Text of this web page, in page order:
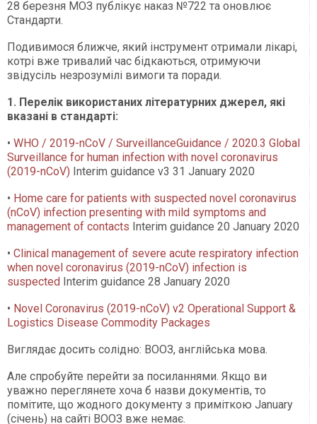
28 березня МОЗ публікує наказ №722 та оновлює
Стандарти.
Подивимося ближче, який інструмент отримали лікарі,
котрі вже тривалий час бідкаються, отримуючи
звідусіль незрозумілі вимоги та поради.
1. Перелік використаних літературних джерел, які
вказані в стандарті:
• WHO / 2019-nCoV / SurveillanceGuidance / 2020.3 Global
Surveillance for human infection with novel coronavirus
(2019-nCoV) Interim guidance v3 31 January 2020
• Home care for patients with suspected novel coronavirus
(nCoV) infection presenting with mild symptoms and
management of contacts Interim guidance 20 January 2020
• Clinical management of severe acute respiratory infection
when novel coronavirus (2019-nCoV) infection is
suspected Interim guidance 28 January 2020
• Novel Coronavirus (2019-nCoV) v2 Operational Support &
Logistics Disease Commodity Packages
Виглядає досить солідно: ВООЗ, англійська мова.
Але спробуйте перейти за посиланнями. Якщо ви
уважно переглянете хоча б назви документів, то
помітите, що жодного документу з приміткою January
(січень) на сайті ВООЗ вже немає.